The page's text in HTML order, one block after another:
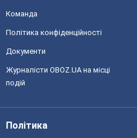
Команда
Політика конфіденційності
Документи
Журналісти OBOZ.UA на місці
подій
Політика